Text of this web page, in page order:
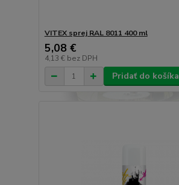
VITEX sprej RAL 8011 400 ml
5,08 €
4,13 € bez DPH
Pridať do košíka